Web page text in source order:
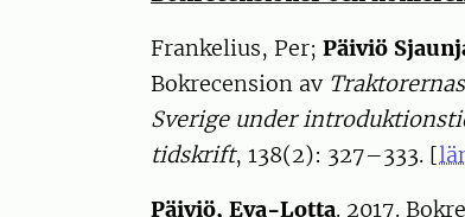
Frankelius, Per; Päiviö
Bokrecension av
Sverige under
tidskrift, 138(2): 327–333. [
Päiviö, Eva-Lotta. 2017.